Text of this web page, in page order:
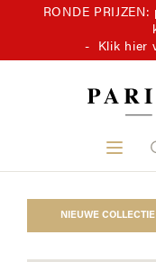
RONDE
- Klik hier
NIEUWE COLLECTIE